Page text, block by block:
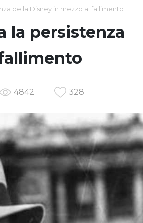
della Disney in mezzo al fallimento
la persistenza
4842 328